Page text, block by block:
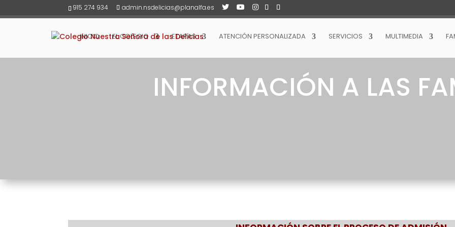
915 274 934 admin.nsdelicias@planalfa.es
INICIO EL COLEGIO ETAPAS ATENCIÓN PERSONALIZADA SERVICIOS MULTIMEDIA
INFORMACIÓN A LAS